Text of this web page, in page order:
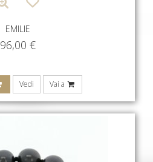
EMILIE
96,00 €
Vedi Vai a